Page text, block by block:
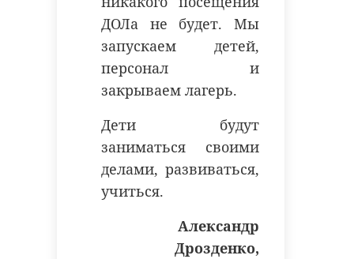
ДОЛа не будет. Мы
запускаем детей,
персонал и
закрываем лагерь.
Дети будут
заниматься своими
делами, развиваться,
учиться.
Александр
Дрозденко,